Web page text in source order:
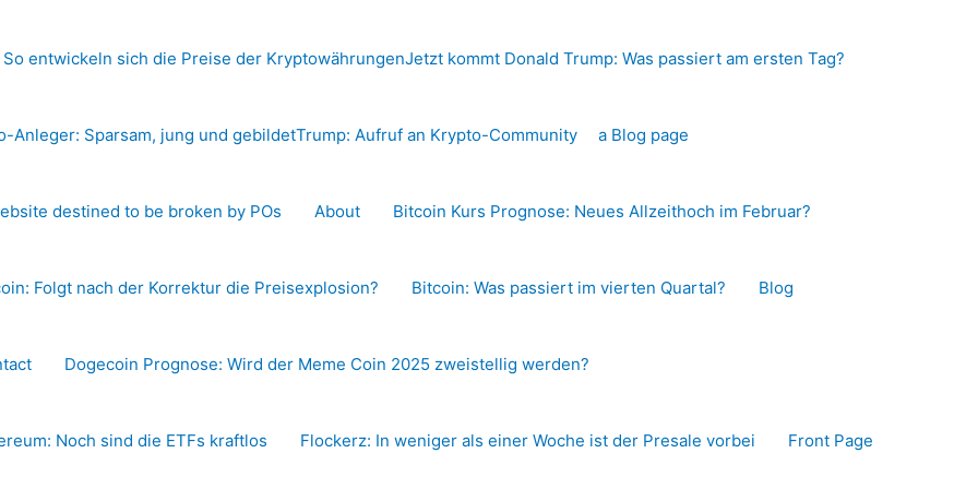
So entwickeln sich die Preise der KryptowährungenJetzt kommt Donald Trump: Was passiert am ersten Tag?
Anleger: Sparsam, jung und gebildetTrump: Aufruf an Krypto-Community a Blog page
destined to be broken by POs About Bitcoin Kurs Prognose: Neues Allzeithoch im Februar?
Folgt nach der Korrektur die Preisexplosion? Bitcoin: Was passiert im vierten Quartal? Blog
Dogecoin Prognose: Wird der Meme Coin 2025 zweistellig werden?
Noch sind die ETFs kraftlos Flockerz: In weniger als einer Woche ist der Presale vorbei Front Page